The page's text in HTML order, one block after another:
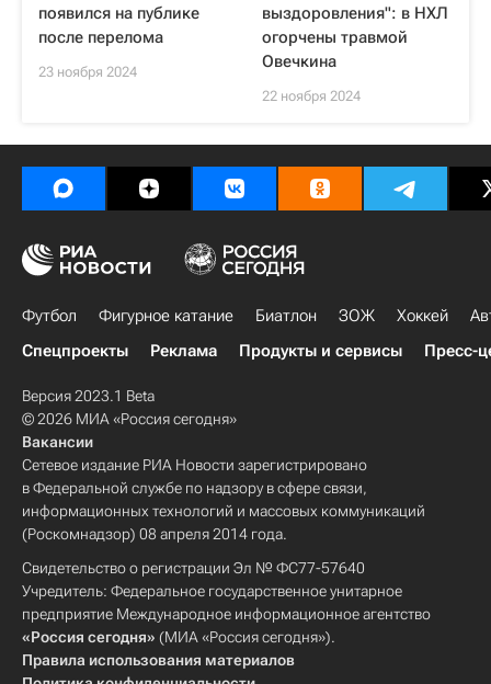
появился на публике
после перелома
23 ноября 2024
выздоровления": в НХЛ
огорчены травмой
Овечкина
22 ноября 2024
Футбол Фигурное катание Биатлон ЗОЖ Хоккей
Спецпроекты
Реклама Продукты и сервисы Пресс-
Версия 2023.1 Beta
© 2026 МИА «Россия сегодня»
Вакансии
Сетевое издание РИА Новости зарегистрировано
в Федеральной службе по надзору в сфере связи,
информационных технологий и массовых коммуникаций
(Роскомнадзор) 08 апреля 2014 года.
Свидетельство о регистрации Эл № ФС77-57640
Учредитель: Федеральное государственное унитарное
предприятие Международное информационное агентство
«Россия сегодня» (МИА «Россия сегодня»).
Правила использования материалов